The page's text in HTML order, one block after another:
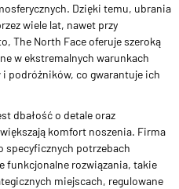
Dzięki temu, ubrania
wiele lat, nawet przy
The North Face oferuje szeroką
w ekstremalnych warunkach
podróżników, co gwarantuje ich
dbałość o detale oraz
komfort noszenia. Firma
specyficznych potrzebach
funkcjonalne rozwiązania, takie
miejscach, regulowane